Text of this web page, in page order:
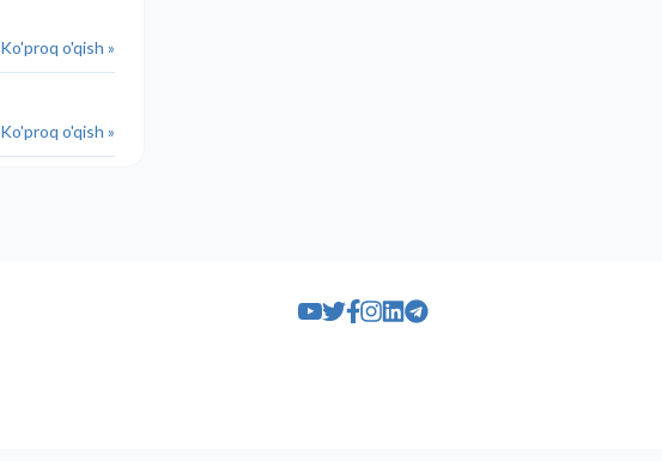
Ko'proq o'qish »
Ko'proq o'qish »